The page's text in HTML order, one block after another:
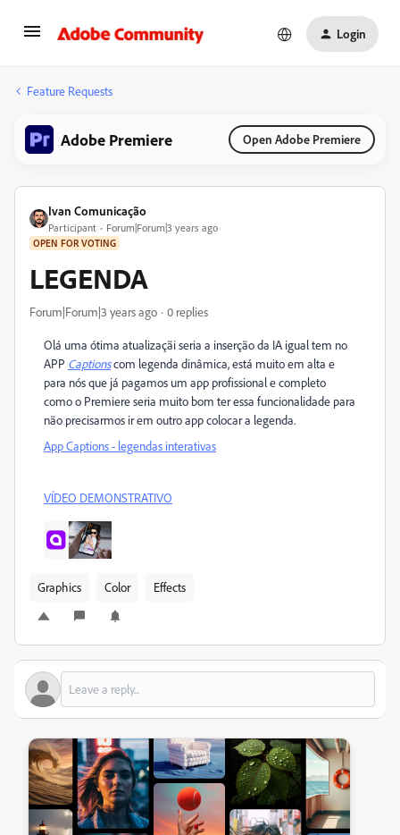
Login
Feature Requests
Adobe Premiere Open Adobe Premiere
Ivan Comunicação
Participant Forum|Forum|3 years ago
OPEN FOR VOTING
LEGENDA
Forum|Forum|3 years ago 0 replies
Olá uma ótima atualizaçãi seria a inserção da IA igual tem no
APP Captionscom legenda dinâmica, está muito em alta e
para nós que já pagamos um app profissional e completo
como o Premiere seria muito bom ter essa funcionalidade para
não precisarmos ir em outro app colocar a legenda.
App Captions - legendas interativas
VÍDEO DEMONSTRATIVO
Graphics Color Effects